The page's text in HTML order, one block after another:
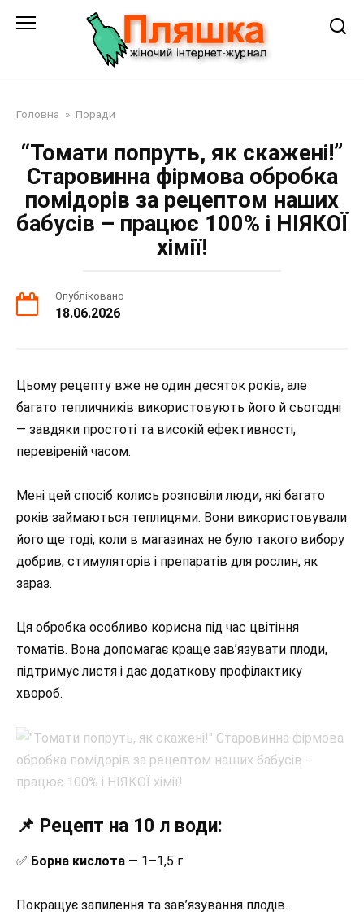
Головна » Поради
“Томати попруть, як скажені!”
Старовинна фірмова обробка
помідорів за рецептом наших
бабусів – працює 100% і НІЯКОЇ
хімії!
Опубліковано
18.06.2026
Цьому рецепту вже не один десяток років, але
багато тепличників використовують його й сьогодні
— завдяки простоті та високій ефективності,
перевіреній часом.
Мені цей спосіб колись розповіли люди, які багато
років займаються теплицями. Вони використовували
його ще тоді, коли в магазинах не було такого вибору
добрив, стимуляторів і препаратів для рослин, як
зараз.
Ця обробка особливо корисна під час цвітіння
томатів. Вона допомагає краще зав’язувати плоди,
підтримує листя і дає додаткову профілактику
хвороб.
📌 Рецепт на 10 л води:
✅ Борна кислота — 1–1,5 г
Покращує запилення та зав’язування плодів.